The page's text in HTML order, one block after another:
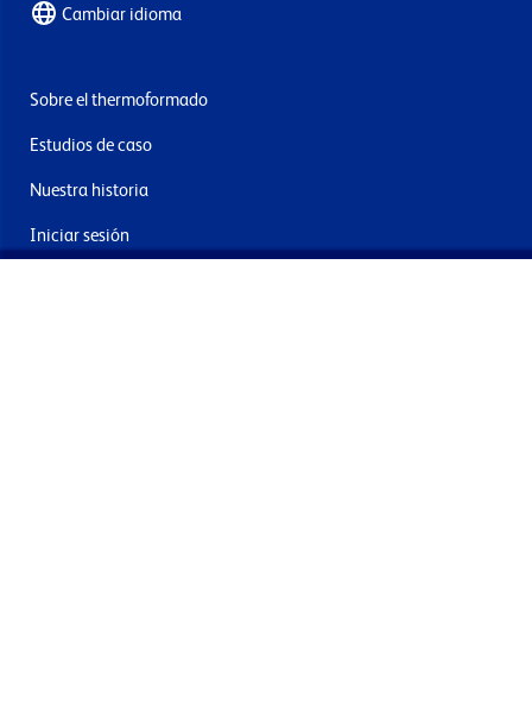
Cambiar idioma
Sobre el thermoformado
Estudios de caso
Nuestra historia
Iniciar sesión